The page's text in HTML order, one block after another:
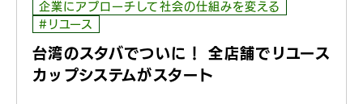
企業にアプローチして社会の仕組みを変える
#リユース
台湾のスタバでついに！ 全店舗でリユース
カップシステムがスタート